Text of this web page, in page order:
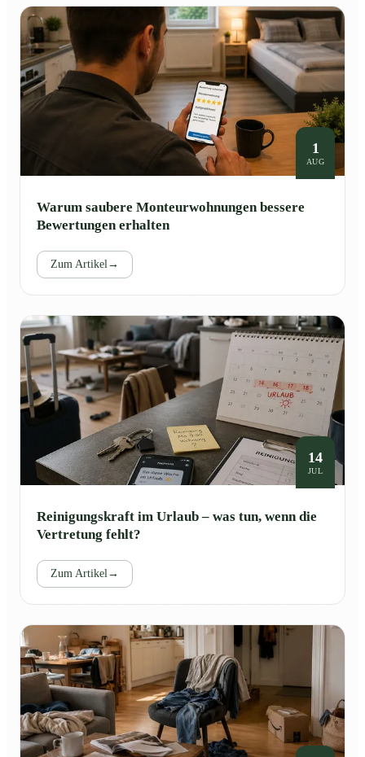
1
AUG
Warum saubere Monteurwohnungen bessere
Bewertungen erhalten
Zum Artikel→
14
JUL
Reinigungskraft im Urlaub – was tun, wenn die
Vertretung fehlt?
Zum Artikel→